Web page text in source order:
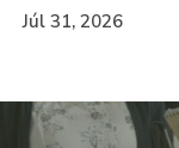
Júl 31, 2026